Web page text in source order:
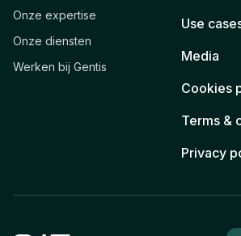
Onze expertise
Onze diensten
Werken bij Gentis
Use
Media
Cookies
Terms &
Privacy